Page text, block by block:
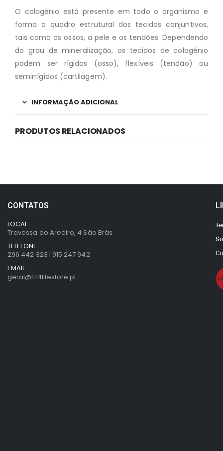
O colagénio está presente em todo o organismo e
forma o quadro estrutural dos tecidos conjuntivos,
tais como os ossos, a pele e os tendões. Dependendo
do grau de mineralização, os tecidos de colagénio
podem ser rígidos (osso), flexíveis (tendão) ou
semirrígidos (cartilagem).
INFORMAÇÃO ADICIONAL
PRODUTOS RELACIONADOS
CONTATOS
LOCAL:
Travessa do Areeiro, 4 São Brás
TELEFONE:
296 442 323 | 915 247 942
EMAIL:
geral@fit4lifestore.pt